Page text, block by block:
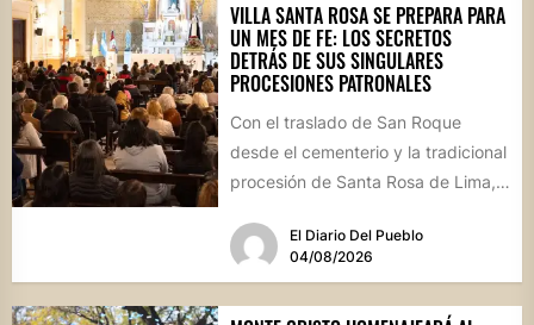
VILLA SANTA ROSA SE PREPARA PARA
UN MES DE FE: LOS SECRETOS
DETRÁS DE SUS SINGULARES
PROCESIONES PATRONALES
Con el traslado de San Roque
desde el cementerio y la tradicional
procesión de Santa Rosa de Lima,
El Diario Del Pueblo
04/08/2026